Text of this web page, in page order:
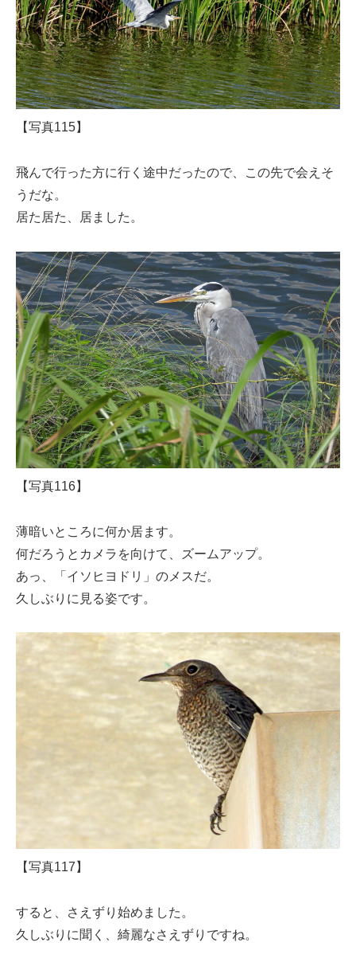
【写真115】
飛んで行った方に行く途中だったので、この先で会えそ
うだな。
居た居た、居ました。
【写真116】
薄暗いところに何か居ます。
何だろうとカメラを向けて、ズームアップ。
あっ、「イソヒヨドリ」のメスだ。
久しぶりに見る姿です。
【写真117】
すると、さえずり始めました。
久しぶりに聞く、綺麗なさえずりですね。